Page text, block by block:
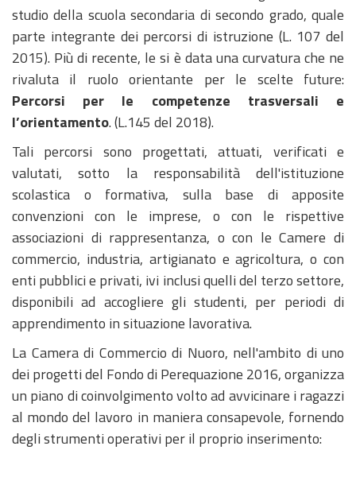
studio della scuola secondaria di secondo grado, quale
parte integrante dei percorsi di istruzione (L. 107 del
2015). Più di recente, le si è data una curvatura che ne
rivaluta il ruolo orientante per le scelte future:
Percorsi per le competenze trasversali e
l’orientamento. (L.145 del 2018).
Tali percorsi sono progettati, attuati, verificati e
valutati, sotto la responsabilità dell'istituzione
scolastica o formativa, sulla base di apposite
convenzioni con le imprese, o con le rispettive
associazioni di rappresentanza, o con le Camere di
commercio, industria, artigianato e agricoltura, o con
enti pubblici e privati, ivi inclusi quelli del terzo settore,
disponibili ad accogliere gli studenti, per periodi di
apprendimento in situazione lavorativa.
La Camera di Commercio di Nuoro, nell'ambito di uno
dei progetti del Fondo di Perequazione 2016, organizza
un piano di coinvolgimento volto ad avvicinare i ragazzi
al mondo del lavoro in maniera consapevole, fornendo
degli strumenti operativi per il proprio inserimento: